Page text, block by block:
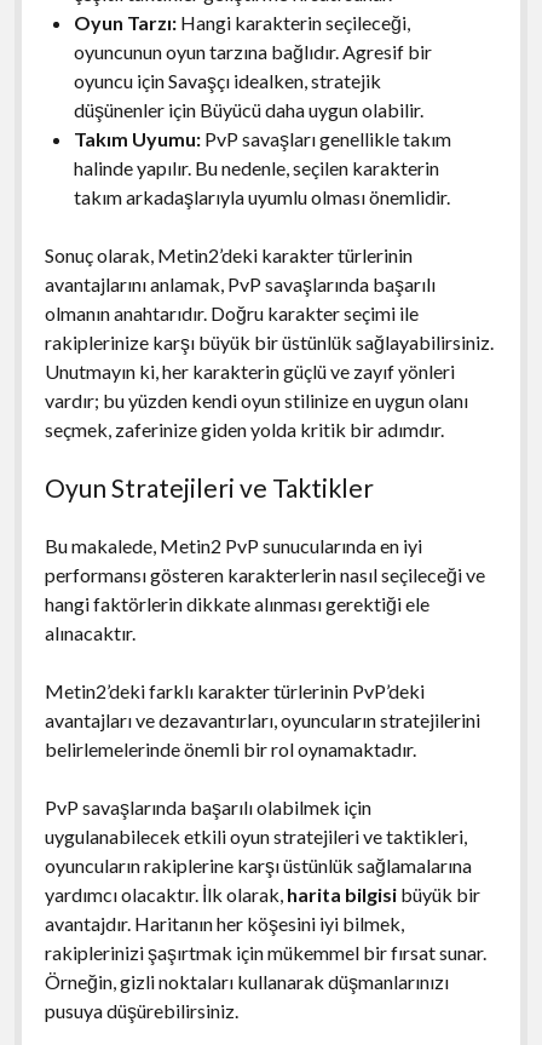
Oyun Tarzı:Hangi karakterin seçileceği,
oyuncunun oyun tarzına bağlıdır. Agresif bir
oyuncu için Savaşçı idealken, stratejik
düşünenler için Büyücü daha uygun olabilir.
Takım Uyumu:PvP savaşları genellikle takım
halinde yapılır. Bu nedenle, seçilen karakterin
takım arkadaşlarıyla uyumlu olması önemlidir.
Sonuç olarak, Metin2’deki karakter türlerinin
avantajlarını anlamak, PvP savaşlarında başarılı
olmanın anahtarıdır. Doğru karakter seçimi ile
rakiplerinize karşı büyük bir üstünlük sağlayabilirsiniz.
Unutmayın ki, her karakterin güçlü ve zayıf yönleri
vardır; bu yüzden kendi oyun stilinize en uygun olanı
seçmek, zaferinize giden yolda kritik bir adımdır.
Oyun Stratejileri ve Taktikler
Bu makalede, Metin2 PvP sunucularında en iyi
performansı gösteren karakterlerin nasıl seçileceği ve
hangi faktörlerin dikkate alınması gerektiği ele
alınacaktır.
Metin2’deki farklı karakter türlerinin PvP’deki
avantajları ve dezavantırları, oyuncuların stratejilerini
belirlemelerinde önemli bir rol oynamaktadır.
PvP savaşlarında başarılı olabilmek için
uygulanabilecek etkili oyun stratejileri ve taktikleri,
oyuncuların rakiplerine karşı üstünlük sağlamalarına
yardımcı olacaktır. İlk olarak, harita bilgisibüyük bir
avantajdır. Haritanın her köşesini iyi bilmek,
rakiplerinizi şaşırtmak için mükemmel bir fırsat sunar.
Örneğin, gizli noktaları kullanarak düşmanlarınızı
pusuya düşürebilirsiniz.